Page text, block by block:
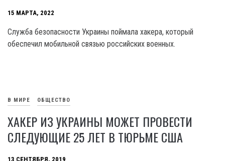
15 МАРТА, 2022
Служба безопасности Украины поймала хакера, который
обеспечил мобильной связью российских военных.
В МИРЕ ОБЩЕСТВО
ХАКЕР ИЗ УКРАИНЫ МОЖЕТ ПРОВЕСТИ
СЛЕДУЮЩИЕ 25 ЛЕТ В ТЮРЬМЕ США
13 СЕНТЯБРЯ, 2019